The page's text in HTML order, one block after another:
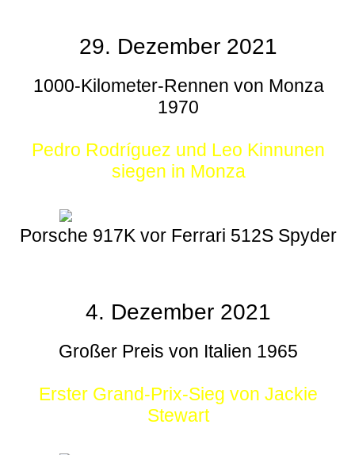
29. Dezember 2021
1000-Kilometer-Rennen von Monza
1970
Pedro Rodríguez und Leo Kinnunen
siegen in Monza
Porsche 917K vor Ferrari 512S Spyder
4. Dezember 2021
Großer Preis von Italien 1965
Erster Grand-Prix-Sieg von Jackie
Stewart